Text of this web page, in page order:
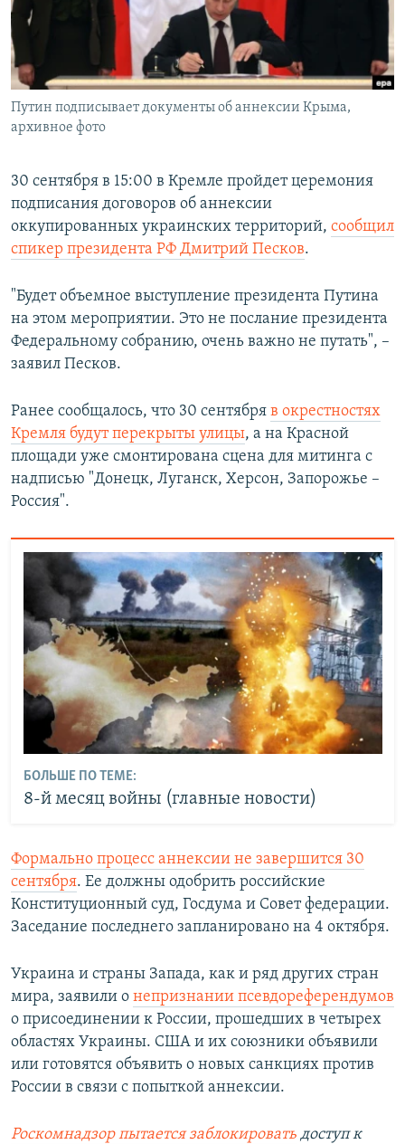
ПОБЕДИТЕЛЕЙ НЕ СУДЯТ?
КРЫМ.НЕПОКОРЕННЫЙ
ELIFBE
УКРАИНСКАЯ ПРОБЛЕМА КРЫМА
ПРИСОЕДИНЯЙТЕСЬ!
Все сайты RFE/RL
Путин подписывает документы об аннексии Крыма,
архивное фото
30 сентября в 15:00 в Кремле пройдет церемония
подписания договоров об аннексии
оккупированных украинских территорий, сообщил
спикер президента РФ Дмитрий Песков.
"Будет объемное выступление президента Путина
на этом мероприятии. Это не послание президента
Федеральному собранию, очень важно не путать", –
заявил Песков.
Ранее сообщалось, что 30 сентября в окрестностях
Кремля будут перекрыты улицы, а на Красной
площади уже смонтирована сцена для митинга с
надписью "Донецк, Луганск, Херсон, Запорожье –
Россия".
БОЛЬШЕ ПО ТЕМЕ:
8-й месяц войны (главные новости)
Формально процесс аннексии не завершится 30
сентября. Ее должны одобрить российские
Конституционный суд, Госдума и Совет федерации.
Заседание последнего запланировано на 4 октября.
Украина и страны Запада, как и ряд других стран
мира, заявили о непризнании псевдореферендумов
о присоединении к России, прошедших в четырех
областях Украины. США и их союзники объявили
или готовятся объявить о новых санкциях против
России в связи с попыткой аннексии.
Роскомнадзор пытается заблокировать доступ к